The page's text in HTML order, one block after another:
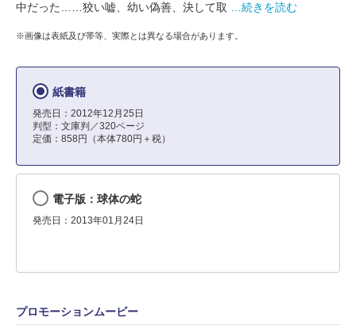
中だった……狡い嘘、幼い偽善、決して取
…続きを読む
※画像は表紙及び帯等、実際とは異なる場合があります。
紙書籍
発売日：2012年12月25日
判型：文庫判／320ページ
定価：858円（本体780円＋税）
電子版：球体の蛇
発売日：2013年01月24日
プロモーションムービー